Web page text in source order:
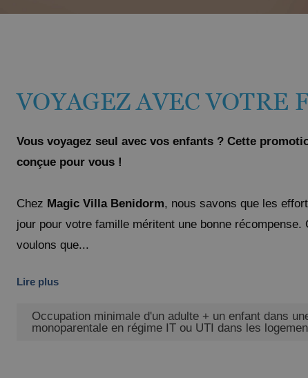
VOYAGEZ AVEC VOTRE
Vous voyagez seul avec vos enfants ? Cette
conçue pour vous !
Chez Magic Villa Benidorm, nous savons que les
jour pour votre famille méritent une bonne récompense.
voulons que...
Lire plus
Occupation minimale d'un adulte + un enfant dans
monoparentale en régime IT ou UTI dans les